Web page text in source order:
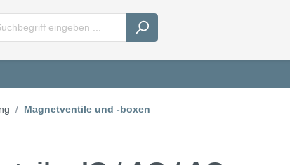
Magnetventile und -boxen